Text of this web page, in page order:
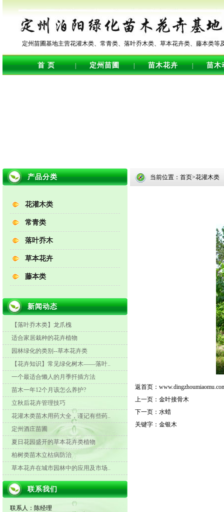
定州苗圃基地主营花灌木类、常青类、落叶乔木类、草本花卉类、藤本类等
首 页 | 定州苗圃 | 苗木花卉 | 苗木
产品分类
花灌木类
常青类
落叶乔木
草本花卉
藤本类
新闻动态
【落叶乔木类】龙爪槐
适合家居栽种的花卉植物
园林绿化的类别--草本花卉类
【花卉知识】常见绿化树木——落叶..
一个最适合懒人的月季扦插方法
苗木一年12个月该怎么养护?
立秋后花卉管理技巧
花灌木类苗木用药大全，谨记有些药..
定州酒庄苗圃
夏日花园盛开的草本花卉类植物
柏树类苗木立枯病防治
草本花卉在城市园林中的应用及市场..
联系我们
联系人：陈经理
当前位置：首页>花灌木类
返首页：
上一页： 金叶接骨木
下一页： 水蜡
关键字： 金银木